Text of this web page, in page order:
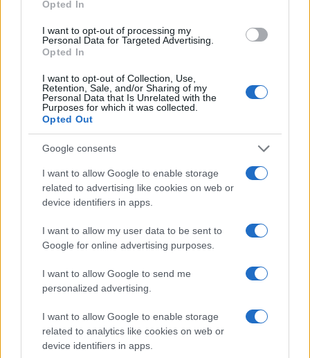
Opted In
I want to opt-out of processing my
Personal Data for Targeted Advertising.
Opted In
I want to opt-out of Collection, Use,
Retention, Sale, and/or Sharing of my
Personal Data that Is Unrelated with the
Purposes for which it was collected.
Opted Out
Google consents
I want to allow Google to enable storage
related to advertising like cookies on web or
device identifiers in apps.
I want to allow my user data to be sent to
Google for online advertising purposes.
I want to allow Google to send me
personalized advertising.
I want to allow Google to enable storage
related to analytics like cookies on web or
device identifiers in apps.
Continua a leggere
MILANOCORTINA26 (I LUOGHI)
Cervino CineMountain
Marco Tessari · 6 Ago 2026